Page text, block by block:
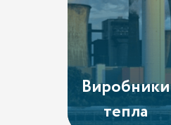
Виробники
тепла